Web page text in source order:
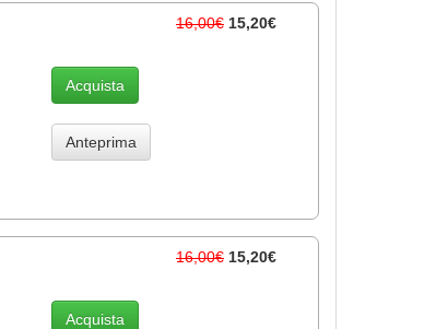
16,00€ 15,20€
Acquista
Anteprima
16,00€ 15,20€
Acquista